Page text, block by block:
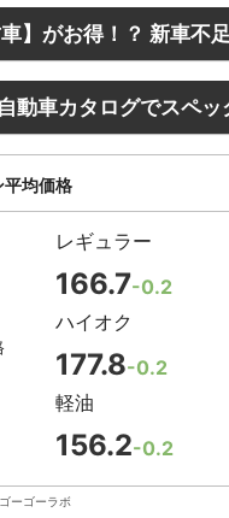
車】がお得！？ 新車不
動車カタログでスペッ
平均価格
レギュラー
166.7-0.2
ハイオク
177.8-0.2
軽油
156.2-0.2
ーゴーラボ